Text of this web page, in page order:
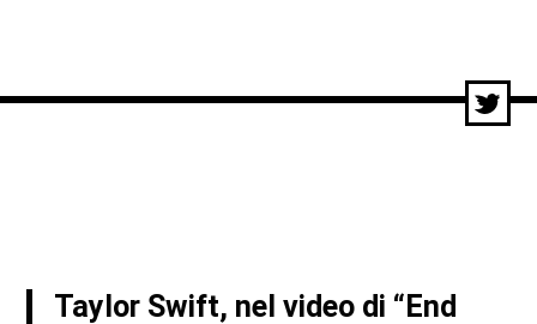
Taylor Swift, nel video di “End